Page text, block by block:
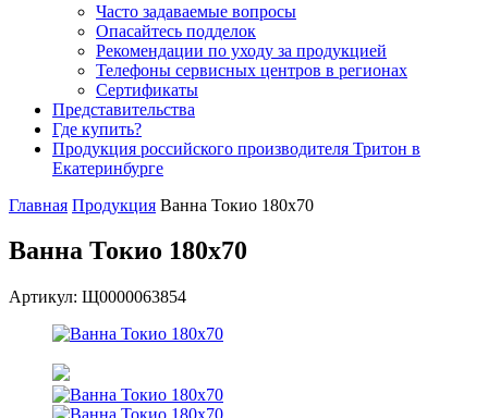
Часто задаваемые вопросы
Опасайтесь подделок
Рекомендации по уходу за продукцией
Телефоны сервисных центров в регионах
Сертификаты
Представительства
Где купить?
Продукция российского производителя Тритон в
Екатеринбурге
Главная Продукция Ванна Токио 180х70
Ванна Токио 180х70
Артикул: Щ0000063854